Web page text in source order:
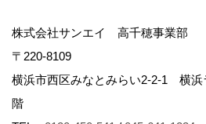
株式会社サンエイ 高千穂事業部
〒220-8109
横浜市西区みなとみらい2-2-1 横浜
階